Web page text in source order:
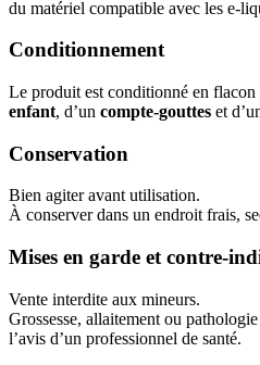
du matériel compatible avec les e-
Conditionnement
Le produit est conditionné en flacon
enfant, d’un compte-gouttes et
Conservation
Bien agiter avant utilisation.
À conserver dans un endroit frais,
Mises en garde et contre-
Vente interdite aux mineurs.
Grossesse, allaitement ou
l’avis d’un professionnel de santé.